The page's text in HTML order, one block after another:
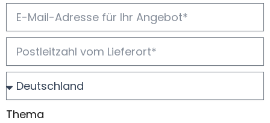
Thema